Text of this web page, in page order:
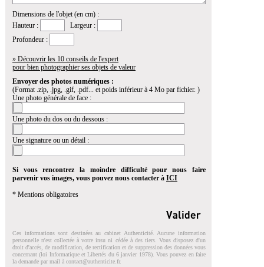
Dimensions de l'objet (en cm) :
Hauteur :
Largeur :
Profondeur :
» Découvrir les 10 conseils de l'expert
pour bien photographier ses objets de valeur
Envoyer des photos numériques :
(Format .zip, .jpg, .gif, .pdf... et poids inférieur à 4 Mo par fichier. )
Une photo générale de face :
Une photo du dos ou du dessous :
Une signature ou un détail :
Si vous rencontrez la moindre difficulté pour nous faire
parvenir vos images, vous pouvez nous contacter à ICI
* Mentions obligatoires
Ces informations sont destinées au cabinet Authenticité. Aucune information
personnelle n'est collectée à votre insu ni cédée à des tiers. Vous disposez d'un
droit d'accés, de modification, de rectification et de suppression des données vous
concernant (loi Informatique et Libertés du 6 janvier 1978). Vous pouvez en faire
la demande par mail à contact@authenticite.fr.